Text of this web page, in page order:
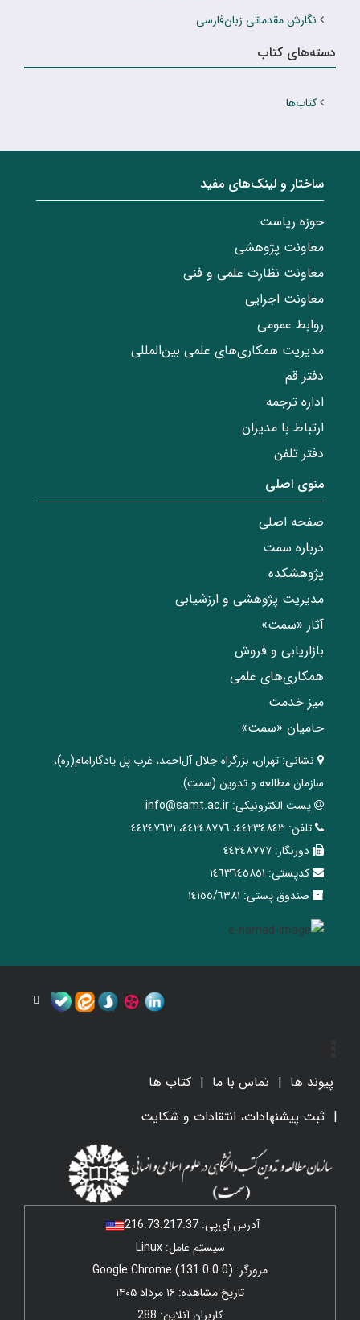
نگارش مقدماتی زبان‌فارسی
دسته‌های کتاب
کتاب‌ها
ساختار‌‌ و‌‌ لینک‌های مفید
حوزه ریاست
معاونت پژوهشی
معاونت نظارت علمی و فنی
معاونت اجرایی
روابط عمومی
مدیریت همکاری‌های علمی بین‌المللی
دفتر قم
اداره ترجمه
ارتباط با مدیران
دفتر تلفن
منوی اصلی
صفحه اصلی
درباره سمت
پژوهشکده
مدیریت پژوهشی و ارزشیابی
آثار «سمت»
بازاریابی و فروش
همکاری‌های علمی
میز خدمت
حامیان «سمت»
نشانی: تهران، ‌بزرگراه ‌جلال آل‌احمد، غرب پل يادگار‌امام(ره)‌،
سازمان مطالعه و تدوین‌ (سمت)
پست الکترونیکی: info@samt.ac.ir
تلفن: ٤٤٢٣٤٨٤٣، ٤٤٢٤٨٧٧٦، ٤٤٢٤٧٦٣١
دورنگار: ٤٤٢٤٨٧٧٧
کدپستی: ١٤٦٣٦٤٥٨٥١
صندوق پستی: ١٤١٥٥/٦٣٨١
پیوند ها تماس با ما
کتاب ها
ثبت پیشنهادات، انتقادات و شکایت
آدرس آی‌پی: 216.73.217.37
سیستم عامل: Linux
مرورگر: Google Chrome (131.0.0.0)
تاریخ مشاهده: ۱۶ مرداد ۱۴۰۵
کاربران آنلاین: 288